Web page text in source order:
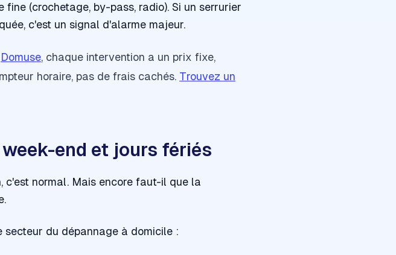
(crochetage, by-pass, radio). Si un serrurier
c'est un signal d'alarme majeur.
Domuse, chaque intervention a un prix fixe,
horaire, pas de frais cachés. Trouvez un
end et jours fériés
c'est normal. Mais encore faut-il que la
du dépannage à domicile :